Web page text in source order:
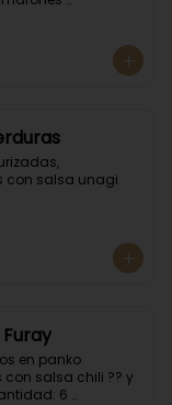
salsa unagi.
en panko
salsa chili ?? y
6